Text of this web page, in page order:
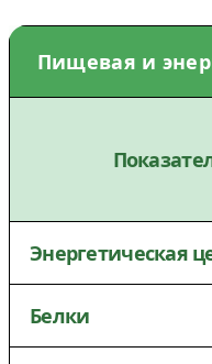
Пищевая и
Энергетическая
Белки